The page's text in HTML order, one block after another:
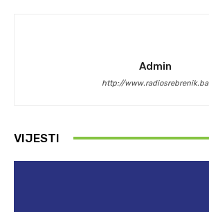
Admin
http://www.radiosrebrenik.ba
VIJESTI